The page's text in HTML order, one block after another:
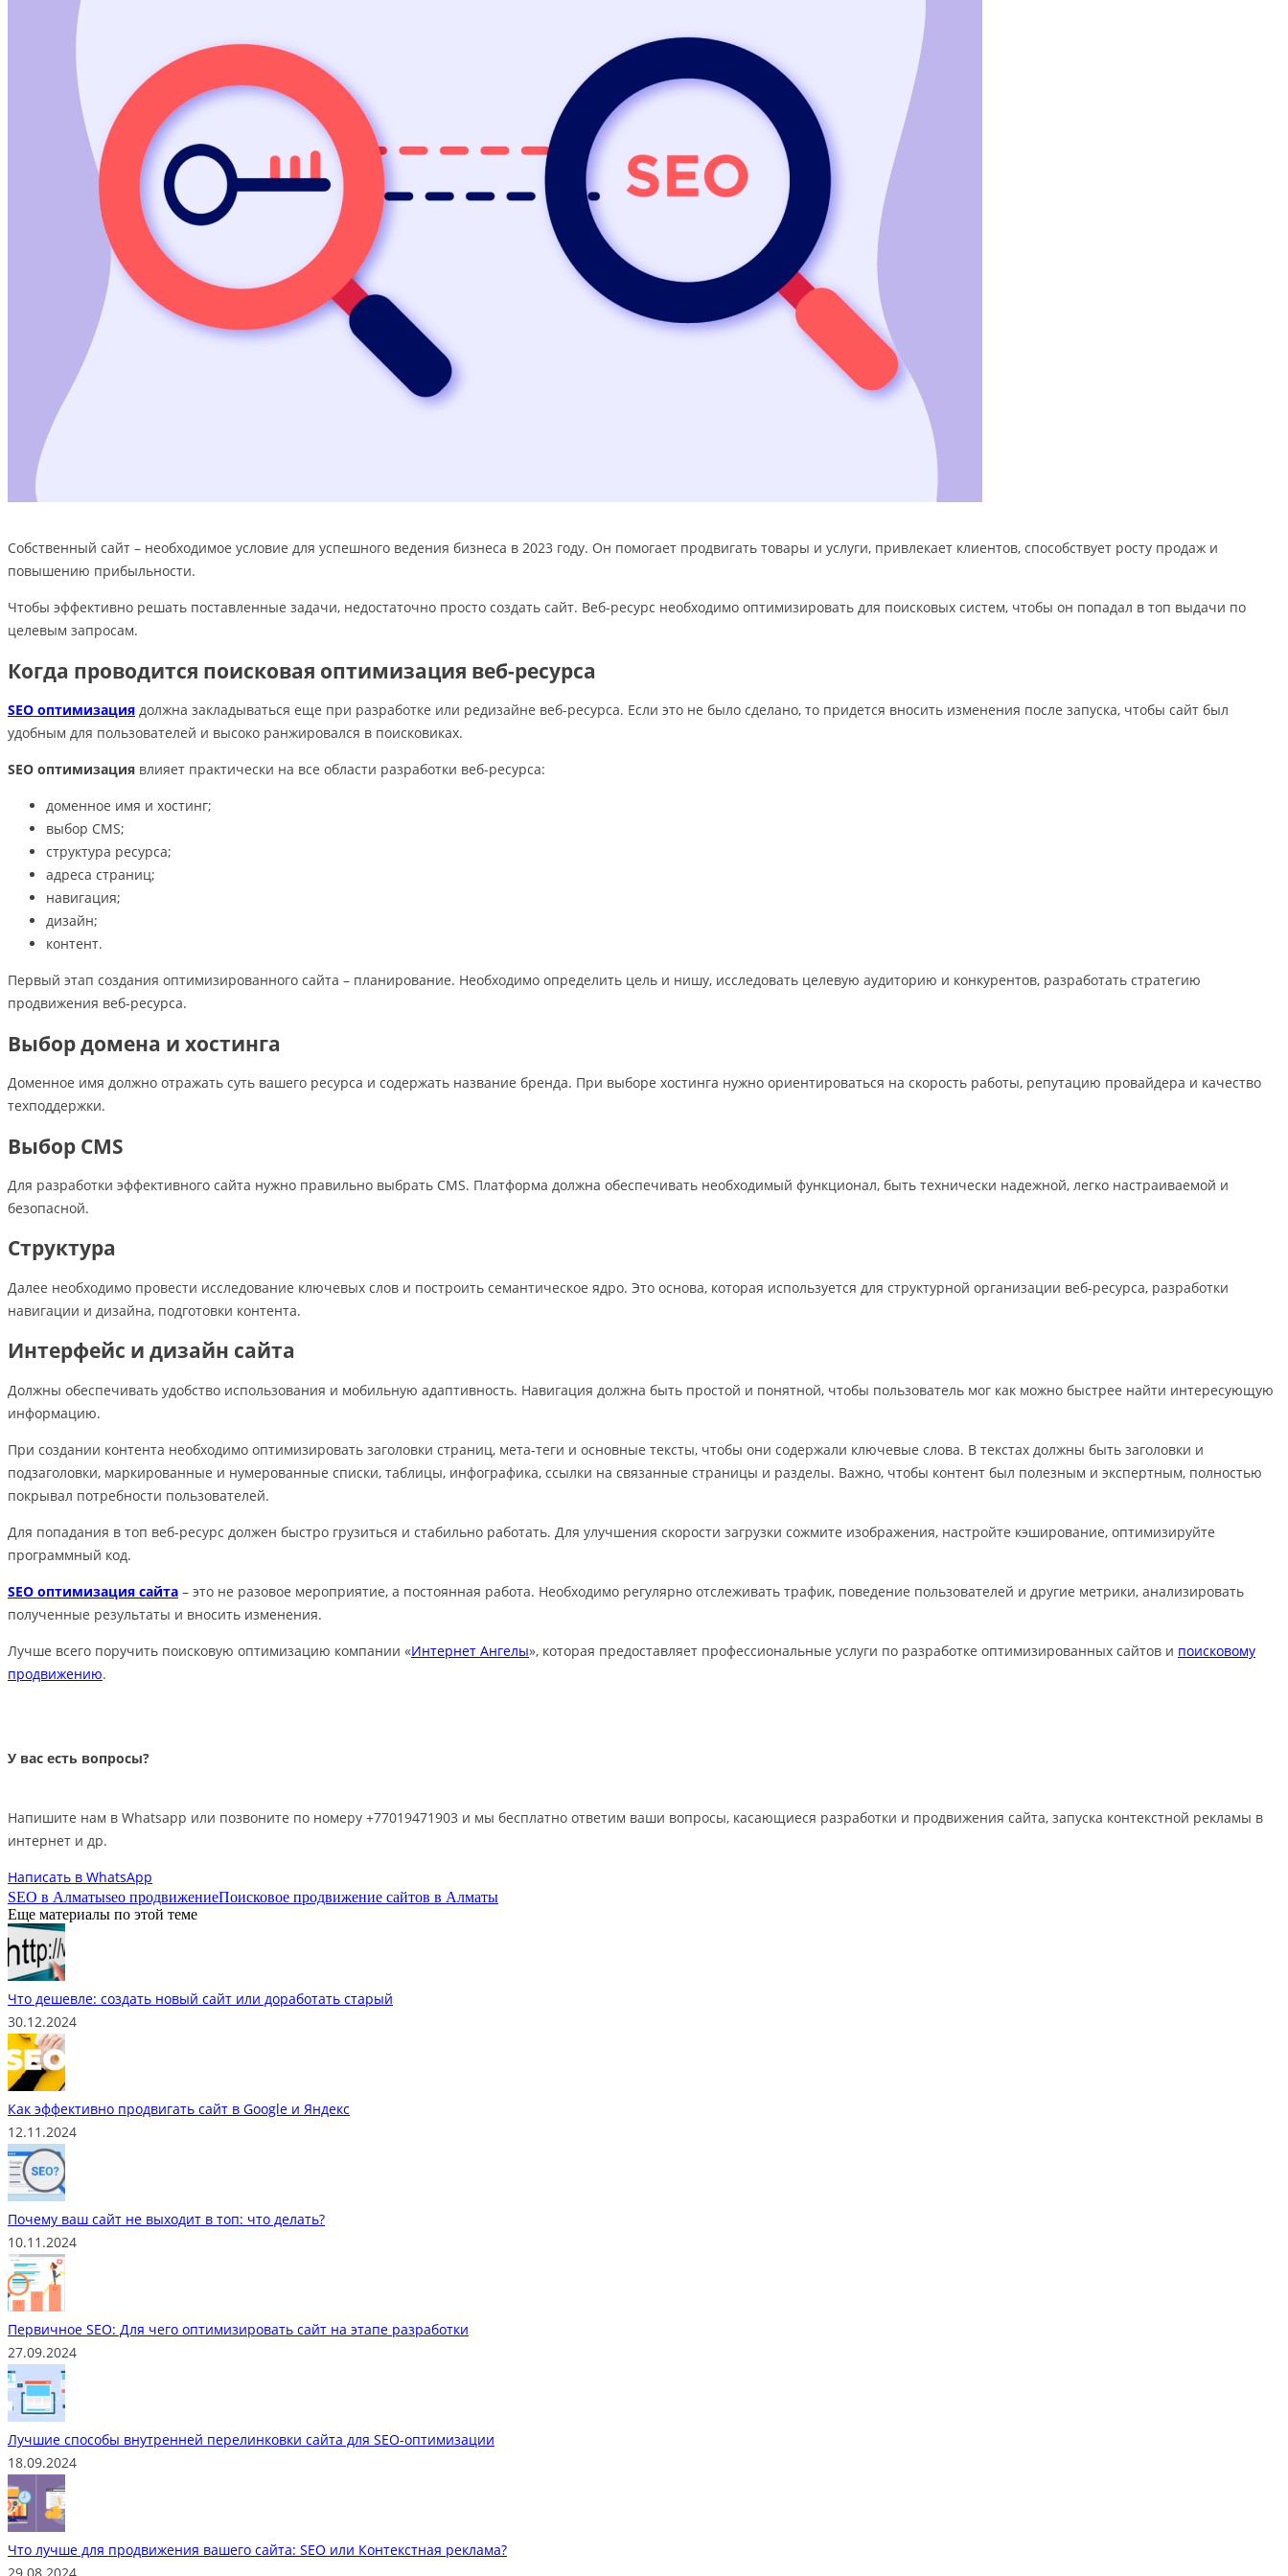
Собственный сайт – необходимое условие для успешного ведения бизнеса в 2023 году. Он помогает продвигать товары и услуги, привлекает клиентов, способствует росту продаж и
повышению прибыльности.
Чтобы эффективно решать поставленные задачи, недостаточно просто создать сайт. Веб-ресурс необходимо оптимизировать для поисковых систем, чтобы он попадал в топ выдачи по
целевым запросам.
Когда проводится поисковая оптимизация веб-ресурса
SEO оптимизация должна закладываться еще при разработке или редизайне веб-ресурса. Если это не было сделано, то придется вносить изменения после запуска, чтобы сайт был
удобным для пользователей и высоко ранжировался в поисковиках.
SEO оптимизация влияет практически на все области разработки веб-ресурса:
доменное имя и хостинг;
выбор CMS;
структура ресурса;
адреса страниц;
навигация;
дизайн;
контент.
Первый этап создания оптимизированного сайта – планирование. Необходимо определить цель и нишу, исследовать целевую аудиторию и конкурентов, разработать стратегию
продвижения веб-ресурса.
Выбор домена и хостинга
Доменное имя должно отражать суть вашего ресурса и содержать название бренда. При выборе хостинга нужно ориентироваться на скорость работы, репутацию провайдера и качество
техподдержки.
Выбор CMS
Для разработки эффективного сайта нужно правильно выбрать CMS. Платформа должна обеспечивать необходимый функционал, быть технически надежной, легко настраиваемой и
безопасной.
Cтруктура
Далее необходимо провести исследование ключевых слов и построить семантическое ядро. Это основа, которая используется для структурной организации веб-ресурса, разработки
навигации и дизайна, подготовки контента.
Интерфейс и дизайн сайта
Должны обеспечивать удобство использования и мобильную адаптивность. Навигация должна быть простой и понятной, чтобы пользователь мог как можно быстрее найти интересующую
информацию.
При создании контента необходимо оптимизировать заголовки страниц, мета-теги и основные тексты, чтобы они содержали ключевые слова. В текстах должны быть заголовки и
подзаголовки, маркированные и нумерованные списки, таблицы, инфографика, ссылки на связанные страницы и разделы. Важно, чтобы контент был полезным и экспертным, полностью
покрывал потребности пользователей.
Для попадания в топ веб-ресурс должен быстро грузиться и стабильно работать. Для улучшения скорости загрузки сожмите изображения, настройте кэширование, оптимизируйте
программный код.
SEO оптимизация сайта – это не разовое мероприятие, а постоянная работа. Необходимо регулярно отслеживать трафик, поведение пользователей и другие метрики, анализировать
полученные результаты и вносить изменения.
Лучше всего поручить поисковую оптимизацию компании «Интернет Ангелы», которая предоставляет профессиональные услуги по разработке оптимизированных сайтов и поисковому
продвижению.
У вас есть вопросы?
Напишите нам в Whatsapp или позвоните по номеру +77019471903 и мы бесплатно ответим ваши вопросы, касающиеся разработки и продвижения сайта, запуска контекстной рекламы в
интернет и др.
Написать в WhatsApp
SEO в Алматыseo продвижениеПоисковое продвижение сайтов в Алматы
Еще материалы по этой теме
Что дешевле: создать новый сайт или доработать старый
30.12.2024
Как эффективно продвигать сайт в Google и Яндекс
12.11.2024
Почему ваш сайт не выходит в топ: что делать?
10.11.2024
Первичное SEO: Для чего оптимизировать сайт на этапе разработки
27.09.2024
Лучшие способы внутренней перелинковки сайта для SEO-оптимизации
18.09.2024
Что лучше для продвижения вашего сайта: SEO или Контекстная реклама?